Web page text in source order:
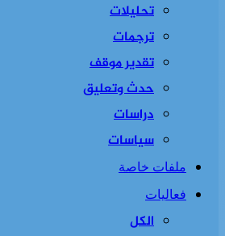
تحليلات
ترجمات
تقدير موقف
حدث وتعليق
دراسات
سياسات
ملفات خاصة
فعاليات
الكل